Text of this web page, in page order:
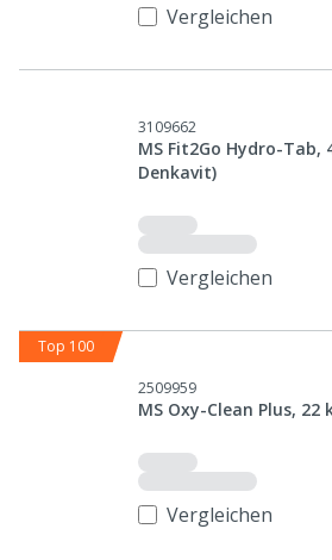
Vergleichen
3109662
MS Fit2Go Hydro-
Denkavit)
Vergleichen
Top 100
2509959
MS Oxy-Clean Plus, 22
Vergleichen